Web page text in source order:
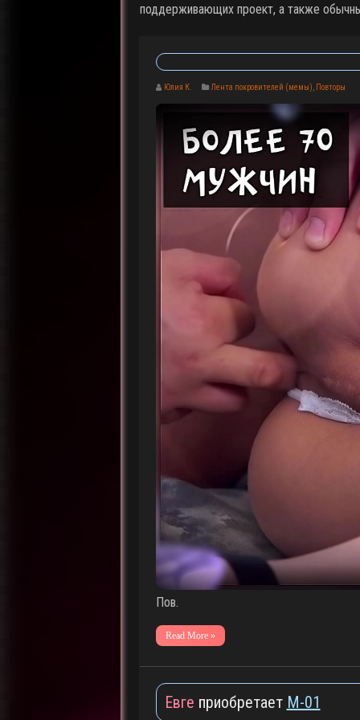
поддерживающих проект, а также
Юлия К. Лента покровителей (мемы) Повторы
Пов.
Read More »
Евге приобретает M-01